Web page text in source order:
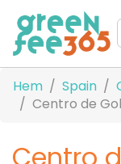
Hem Spain
Centro de
Centro